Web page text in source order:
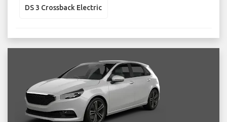
DS 3 Crossback Electric